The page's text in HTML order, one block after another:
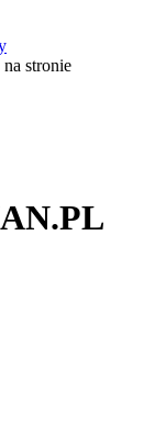
stronie